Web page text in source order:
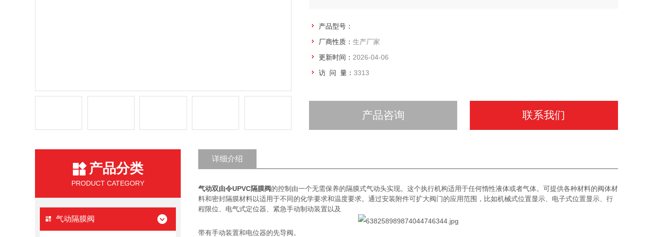
产品型号：
厂商性质： 生产厂家
更新时间： 2026-04-06
访 问 量： 3313
产品咨询 联系我们
产品分类
PRODUCT CATEGORY
气动隔膜阀
详细介绍
气动双由令UPVC隔膜阀的控制由一个无需保养的隔膜式气动头实现。这个执行机构适用于任何惰性液体或者气体。可提供各种材料的阀体材
料和密封隔膜材料以适用于不同的化学要求和温度要求。通过安装附件可扩大阀门的应用范围，比如机械式位置显示、电子式位置显示、行
程限位、电气式定位器、紧急手动制动装置以及
带有手动装置和电位器的先导阀。